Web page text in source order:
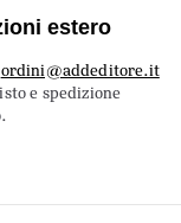
estero
ordini@addeditore.it
e spedizione